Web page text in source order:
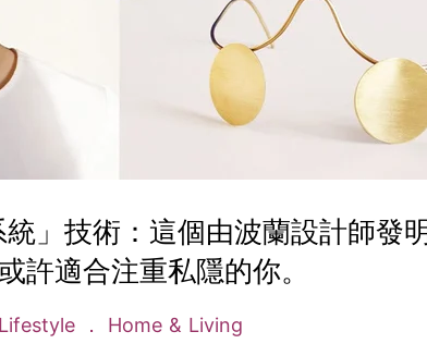
」技術：這個由波蘭設計師發
許適合注重私隱的你。
Lifestyle Home & Living